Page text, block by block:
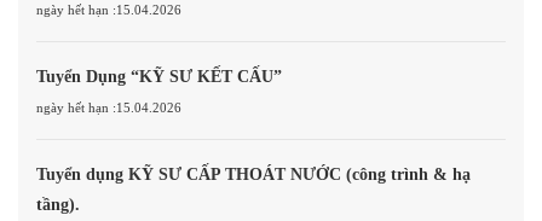
ngày hết hạn :15.04.2026
Tuyển Dụng “KỸ SƯ KẾT CẤU”
ngày hết hạn :15.04.2026
Tuyển dụng KỸ SƯ CẤP THOÁT NƯỚC (công trình & hạ
tầng).